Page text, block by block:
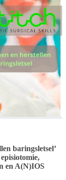
baringsletsel’
en A(N)IOS